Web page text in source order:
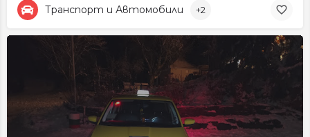
Транспорт и Автомобили +2